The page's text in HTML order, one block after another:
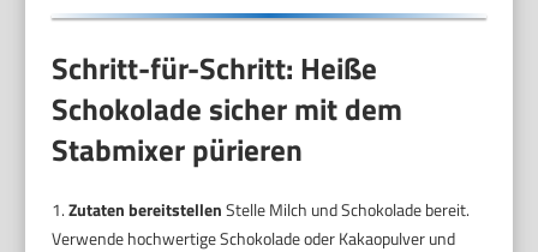
Schritt-für-Schritt: Heiße
Schokolade sicher mit dem
Stabmixer pürieren
1.Zutaten bereitstellenStelle Milch und Schokolade bereit.
Verwende hochwertige Schokolade oder Kakaopulver und